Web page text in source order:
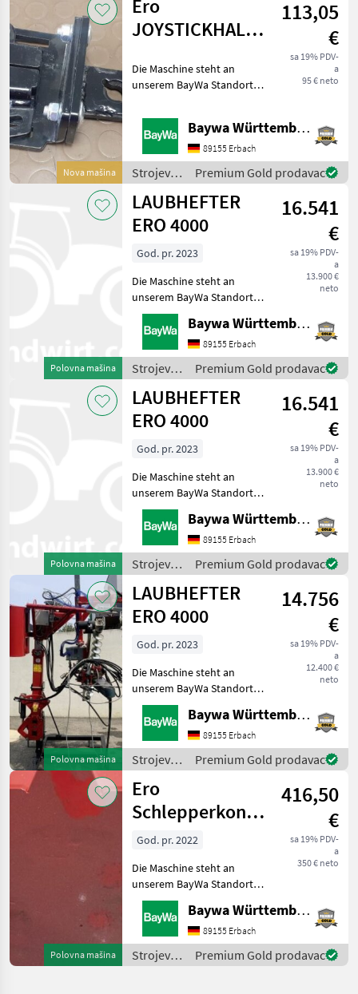
vinogradarstvo
/ Ero
Nova mašina
Ero
JOYSTICKHALTER
113,05
€
sa 19% PDV-
a
95 € neto
Die Maschine steht an
unserem BayWa Standort in
BrackenheimGerne steht
Ihnen Herr Stein unter Tel.:
015116104371 für Ihre
Anfrage zur Verfügung!ERO
Joystick
Baywa Württemberg
89155 Erbach
Strojevi
za
vinogradarstvo
/ Ero
Premium Gold prodavac
Polovna mašina
LAUBHEFTER
ERO 4000
16.541
€
sa 19% PDV-
a
13.900 €
neto
God. pr. 2023
Die Maschine steht an
unserem BayWa Standort in
DE 74336
BrackenheimGerne steht
Ihnen Herr Stein unter Tel.:
0151 1610 4371 für Ihre
Anfrage zur Verfügung!ERO-
Laubhe
Baywa Württemberg
89155 Erbach
Strojevi
za
vinogradarstvo
/ Ero
Premium Gold prodavac
Polovna mašina
LAUBHEFTER
ERO 4000
16.541
€
sa 19% PDV-
a
13.900 €
neto
God. pr. 2023
Die Maschine steht an
unserem BayWa Standort in
DE 74336
BrackenheimGerne steht
Ihnen Herr Stein unter Tel.:
0151 1610 4371 für Ihre
Anfrage zur Verfügung!ERO-
Laubhe
Baywa Württemberg
89155 Erbach
Strojevi
za
vinogradarstvo
/ Ero
Premium Gold prodavac
Polovna mašina
LAUBHEFTER
ERO 4000
14.756
€
sa 19% PDV-
a
12.400 €
neto
God. pr. 2023
Die Maschine steht an
unserem BayWa Standort in
DE 74076 Heilbronn.Gerne
steht Ihnen Herr Burk unter
Tel.: 0151 1610 4568 für Ihre
Anfrage zur Verfügung!ERO
Laubheft
Baywa Württemberg
89155 Erbach
Strojevi
za
vinogradarstvo
/ Ero
Premium Gold prodavac
Polovna mašina
Ero
Schlepperkonsole
PB3704RW
416,50
€
sa 19% PDV-
a
350 € neto
God. pr. 2022
Die Maschine steht an
unserem BayWa Standort in
DE 74336
BrackenheimGerne steht
Ihnen Herr Stein unter Tel.:
015116104371 für Ihre
Anfrage zur
Baywa Württemberg
89155 Erbach
Strojevi
za
Premium Gold prodavac